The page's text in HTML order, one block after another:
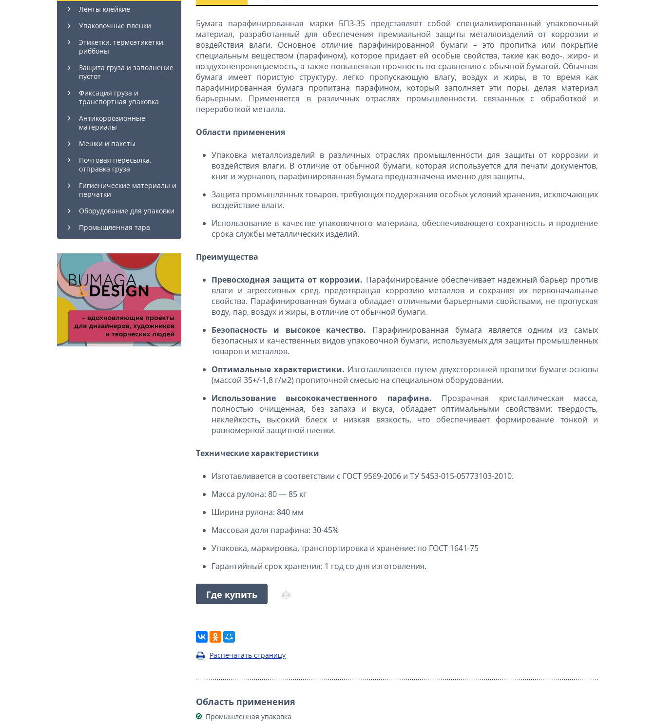
Ленты клейкие
Упаковочные пленки
Этикетки, термоэтикетки,
риббоны
Защита груза и заполнение
пустот
Фиксация груза и
транспортная упаковка
Антикоррозионные
материалы
Мешки и пакеты
Почтовая пересылка,
отправка груза
Гигиенические материалы и
перчатки
Оборудование для упаковки
Промышленная тара
Бумага парафинированная марки БПЗ-35 представляет собой специализированный упаковочный
материал, разработанный для обеспечения премиальной защиты металлоизделий от коррозии и
воздействия влаги. Основное отличие парафинированной бумаги – это пропитка или покрытие
специальным веществом (парафином), которое придает ей особые свойства, такие как водо-, жиро- и
воздухонепроницаемость, а также повышенная прочность по сравнению с обычной бумагой. Обычная
бумага имеет пористую структуру, легко пропускающую влагу, воздух и жиры, в то время как
парафинированная бумага пропитана парафином, который заполняет эти поры, делая материал
барьерным. Применяется в различных отраслях промышленности, связанных с обработкой и
переработкой металла.
Области применения
Упаковка металлоизделий в различных отраслях промышленности для защиты от коррозии и
воздействия влаги. В отличие от обычной бумаги, которая используется для печати документов,
книг и журналов, парафинированная бумага предназначена именно для защиты.
Защита промышленных товаров, требующих поддержания особых условий хранения, исключающих
воздействие влаги.
Использование в качестве упаковочного материала, обеспечивающего сохранность и продление
срока службы металлических изделий.
Преимущества
Превосходная защита от коррозии. Парафинирование обеспечивает надежный барьер против
влаги и агрессивных сред, предотвращая коррозию металлов и сохраняя их первоначальные
свойства. Парафинированная бумага обладает отличными барьерными свойствами, не пропуская
воду, пар, воздух и жиры, в отличие от обычной бумаги.
Безопасность и высокое качество. Парафинированная бумага является одним из самых
безопасных и качественных видов упаковочной бумаги, используемых для защиты промышленных
товаров и металлов.
Оптимальные характеристики. Изготавливается путем двухсторонней пропитки бумаги-основы
(массой 35+/-1,8 г/м2) пропиточной смесью на специальном оборудовании.
Использование высококачественного парафина. Прозрачная кристаллическая масса,
полностью очищенная, без запаха и вкуса, обладает оптимальными свойствами: твердость,
неклейкость, высокий блеск и низкая вязкость, что обеспечивает формирование тонкой и
равномерной защитной пленки.
Технические характеристики
Изготавливается в соответствии с ГОСТ 9569-2006 и ТУ 5453-015-05773103-2010.
Масса рулона: 80 — 85 кг
Ширина рулона: 840 мм
Массовая доля парафина: 30-45%
Упаковка, маркировка, транспортировка и хранение: по ГОСТ 1641-75
Гарантийный срок хранения: 1 год со дня изготовления.
Где купить
Распечатать страницу
Область применения
Промышленная упаковка